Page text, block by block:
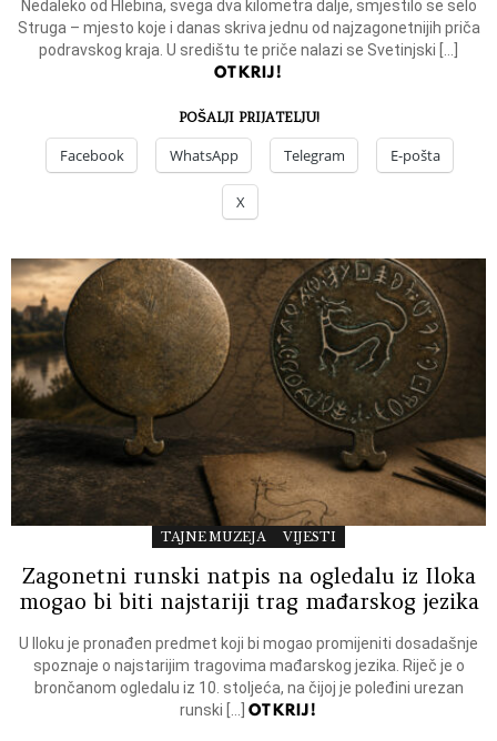
Nedaleko od Hlebina, svega dva kilometra dalje, smjestilo se selo
Struga – mjesto koje i danas skriva jednu od najzagonetnijih priča
podravskog kraja. U središtu te priče nalazi se Svetinjski […]
OTKRIJ!
POŠALJI PRIJATELJU!
Facebook WhatsApp Telegram E-pošta
X
TAJNE MUZEJA VIJESTI
Zagonetni runski natpis na ogledalu iz Iloka
mogao bi biti najstariji trag mađarskog jezika
U Iloku je pronađen predmet koji bi mogao promijeniti dosadašnje
spoznaje o najstarijim tragovima mađarskog jezika. Riječ je o
brončanom ogledalu iz 10. stoljeća, na čijoj je poleđini urezan
runski […] OTKRIJ!